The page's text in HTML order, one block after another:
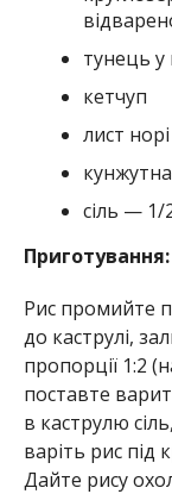
тунець у
кетчуп
лист норі
сіль — 1/
Приготування:
Рис промийте
до каструлі,
пропорції 1:2
поставте
в каструлю
варіть рис під
Дайте рису